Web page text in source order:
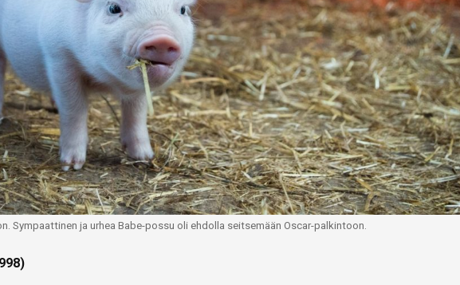
Sympaattinen ja urhea Babe-possu oli ehdolla seitsemään Oscar-palkintoon.